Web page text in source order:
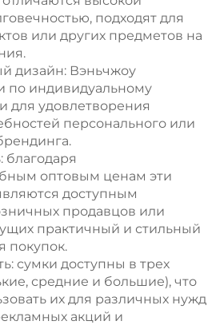
подходят для
или других предметов на
дизайн: Вэньчжоу
по индивидуальному
для удовлетворения
персонального или
благодаря
оптовым ценам эти
доступным
продавцов или
практичный и стильный
покупок.
сумки доступны в трех
средние и большие), что
их для различных нужд
акций и